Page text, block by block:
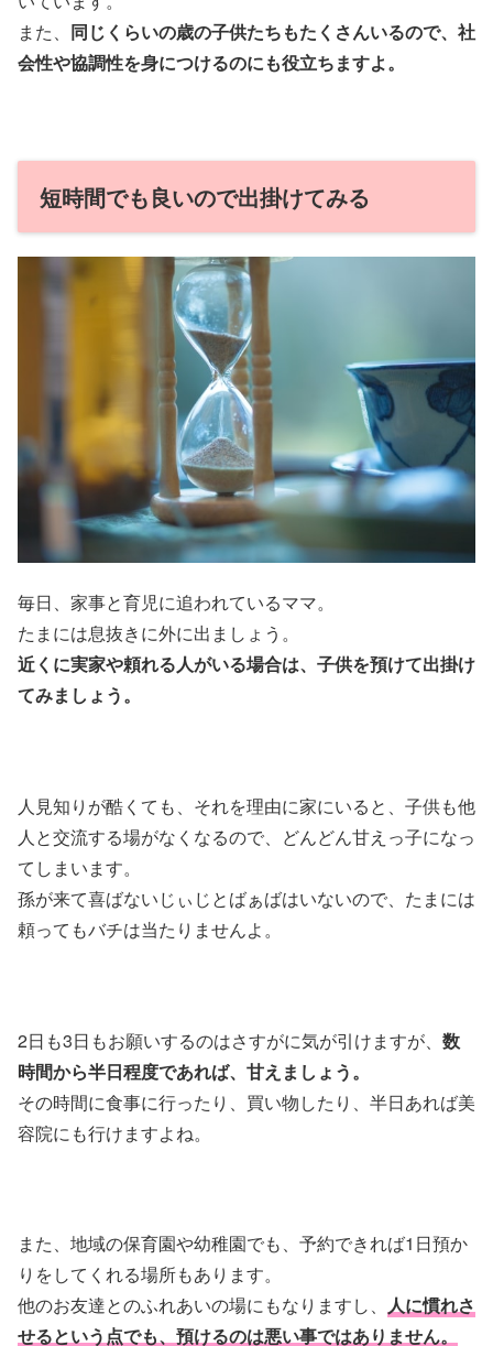
また、 同じくらいの歳の子供たちもたくさんいるので、社
会性や協調性を身につけるのにも役立ちますよ。
短時間でも良いので出掛けてみる
毎日、家事と育児に追われているママ。
たまには息抜きに外に出ましょう。
近くに実家や頼れる人がいる場合は、子供を預けて出掛け
てみましょう。
人見知りが酷くても、それを理由に家にいると、子供も他
人と交流する場がなくなるので、どんどん甘えっ子になっ
てしまいます。
孫が来て喜ばないじぃじとばぁばはいないので、たまには
頼ってもバチは当たりませんよ。
2日も3日もお願いするのはさすがに気が引けますが、 数
時間から半日程度であれば、甘えましょう。
その時間に食事に行ったり、買い物したり、半日あれば美
容院にも行けますよね。
また、地域の保育園や幼稚園でも、予約できれば1日預か
りをしてくれる場所もあります。
他のお友達とのふれあいの場にもなりますし、 人に慣れさ
せるという点でも、預けるのは悪い事ではありません。